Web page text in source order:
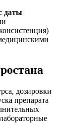
даты
дозировки
препарата